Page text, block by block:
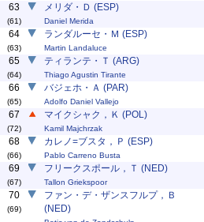
63
(61)
メリダ・Ｄ (ESP)
Daniel Merida
64
(63)
ランダルーセ・Ｍ (ESP)
Martin Landaluce
65
(64)
ティランテ・Ｔ (ARG)
Thiago Agustin Tirante
66
(65)
バジェホ・Ａ (PAR)
Adolfo Daniel Vallejo
67
(72)
マイクシャク，Ｋ (POL)
Kamil Majchrzak
68
(66)
カレノ=ブスタ，Ｐ (ESP)
Pablo Carreno Busta
69
(67)
フリークスポール，Ｔ (NED)
Tallon Griekspoor
70
(69)
ファン・デ・ザンスフルプ，Ｂ
(NED)